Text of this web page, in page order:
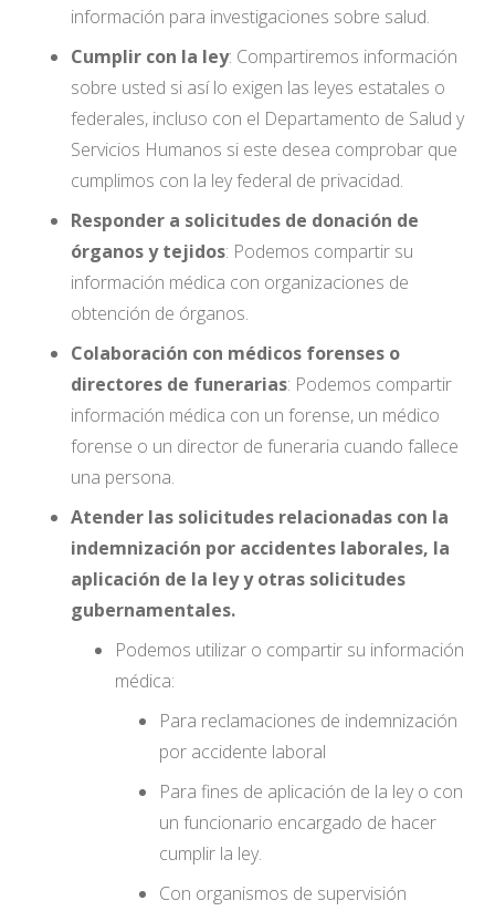
información para investigaciones sobre salud.
Cumplir con la ley: Compartiremos información
sobre usted si así lo exigen las leyes estatales o
federales, incluso con el Departamento de Salud y
Servicios Humanos si este desea comprobar que
cumplimos con la ley federal de privacidad.
Responder a solicitudes de donación de
órganos y tejidos: Podemos compartir su
información médica con organizaciones de
obtención de órganos.
Colaboración con médicos forenses o
directores de funerarias: Podemos compartir
información médica con un forense, un médico
forense o un director de funeraria cuando fallece
una persona.
Atender las solicitudes relacionadas con la
indemnización por accidentes laborales, la
aplicación de la ley y otras solicitudes
gubernamentales.
Podemos utilizar o compartir su información
médica:
Para reclamaciones de indemnización
por accidente laboral
Para fines de aplicación de la ley o con
un funcionario encargado de hacer
cumplir la ley.
Con organismos de supervisión